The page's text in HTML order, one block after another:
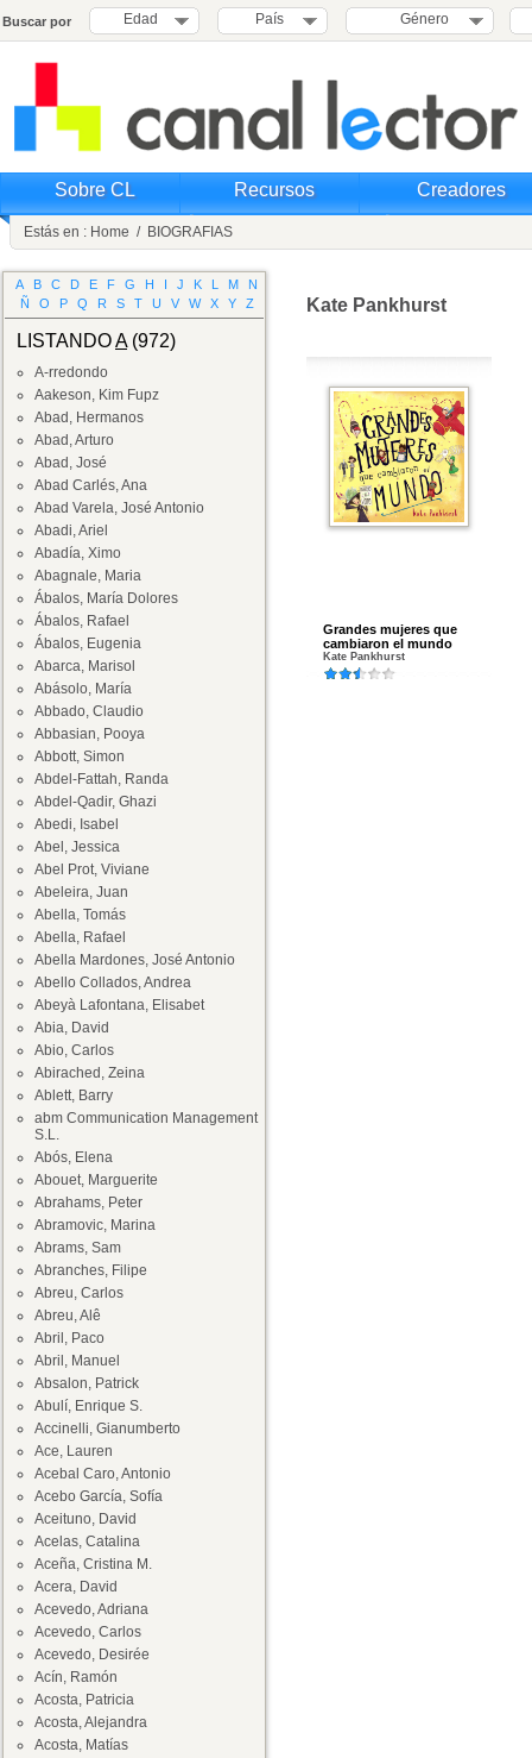
Buscar por Edad País Género
Sobre CL Recursos Creadores
Estás en : Home / BIOGRAFIAS
A B C D E F G H I J K L M
N
Ñ
O P Q R S T U V W X Y Z
LISTANDOA(972)
A-rredondo
Aakeson, Kim Fupz
Abad, Hermanos
Abad, Arturo
Abad, José
Abad Carlés, Ana
Abad Varela, José Antonio
Abadi, Ariel
Abadía, Ximo
Abagnale, Maria
Ábalos, María Dolores
Ábalos, Rafael
Ábalos, Eugenia
Abarca, Marisol
Abásolo, María
Abbado, Claudio
Abbasian, Pooya
Abbott, Simon
Abdel-Fattah, Randa
Abdel-Qadir, Ghazi
Abedi, Isabel
Abel, Jessica
Abel Prot, Viviane
Abeleira, Juan
Abella, Tomás
Abella, Rafael
Abella Mardones, José Antonio
Abello Collados, Andrea
Abeyà Lafontana, Elisabet
Abia, David
Abio, Carlos
Abirached, Zeina
Ablett, Barry
abm Communication Management
S.L.
Abós, Elena
Abouet, Marguerite
Abrahams, Peter
Abramovic, Marina
Abrams, Sam
Abranches, Filipe
Abreu, Carlos
Abreu, Alê
Abril, Paco
Abril, Manuel
Absalon, Patrick
Abulí, Enrique S.
Accinelli, Gianumberto
Ace, Lauren
Acebal Caro, Antonio
Acebo García, Sofía
Aceituno, David
Acelas, Catalina
Aceña, Cristina M.
Acera, David
Acevedo, Adriana
Acevedo, Carlos
Acevedo, Desirée
Acín, Ramón
Acosta, Patricia
Acosta, Alejandra
Acosta, Matías
Kate Pankhurst
Grandes mujeres que
cambiaron el mundo
Kate Pankhurst